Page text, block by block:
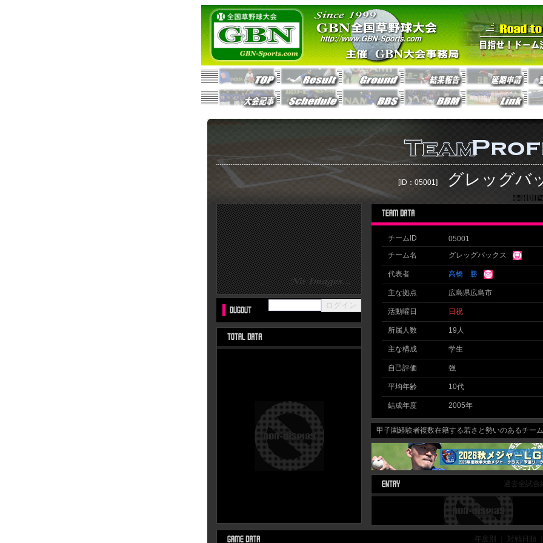
[ID：05001] グレッグバ
チームID 05001
チーム名 グレッグバックス
代表者 高橋 勝
主な拠点 広島県広島市
活動曜日 日祝
所属人数 19人
主な構成 学生
自己評価 強
平均年齢 10代
結成年度 2005年
甲子園経験者複数在籍する若さと勢いのあるチーム
過去全試合
年度別 ｜ 対戦日順